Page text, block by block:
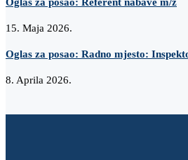
Oglas za posao: Referent nabave m/ž
15. Maja 2026.
Oglas za posao: Radno mjesto:
8. Aprila 2026.